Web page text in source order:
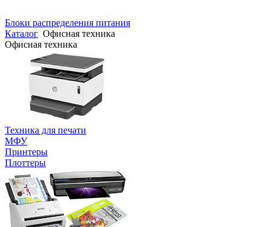
Блоки распределения питания
Каталог Офисная техника
Офисная техника
Техника для печати
МФУ
Принтеры
Плоттеры